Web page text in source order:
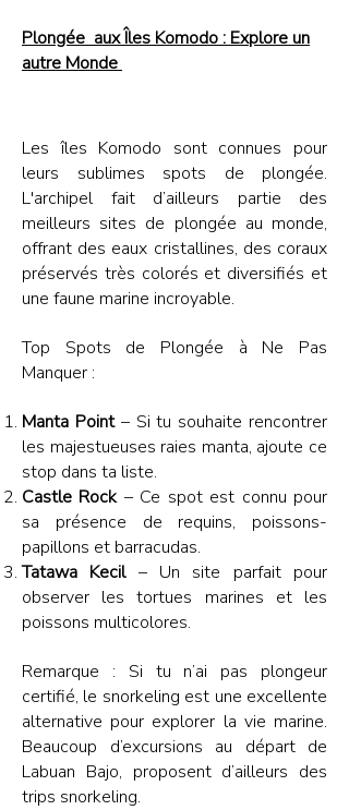
Plongée aux Îles Komodo : Explore un
autre Monde
Les îles Komodo sont connues pour
leurs sublimes spots de plongée.
L'archipel fait d’ailleurs partie des
meilleurs sites de plongée au monde,
offrant des eaux cristallines, des coraux
préservés très colorés et diversifiés et
une faune marine incroyable.
Top Spots de Plongée à Ne Pas
Manquer :
Manta Point– Si tu souhaite rencontrer
les majestueuses raies manta, ajoute ce
stop dans ta liste.
Castle Rock– Ce spot est connu pour
sa présence de requins, poissons-
papillons et barracudas.
Tatawa Kecil – Un site parfait pour
observer les tortues marines et les
poissons multicolores.
Remarque : Si tu n’ai pas plongeur
certifié, le snorkeling est une excellente
alternative pour explorer la vie marine.
Beaucoup d’excursions au départ de
Labuan Bajo, proposent d’ailleurs des
trips snorkeling.